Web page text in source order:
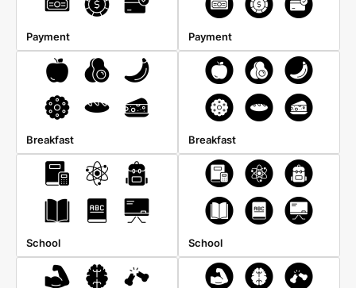
Payment Payment
Breakfast Breakfast
School School